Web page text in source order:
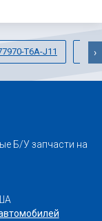
T6A-J11 ›
Б/У запчасти на